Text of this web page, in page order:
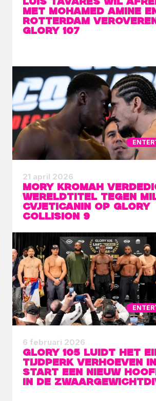
Luis Tavares wil
met Mohamed Amine en
Rotterdam
GLORY 107
21 april 2026
Mory Kromah
wereldtitel tegen
Cvjeticanin op GLORY
Collision 9
6 februari 2026
GLORY 105 luidt het
tijdperk Verhoeven in
start een nieuw
in de